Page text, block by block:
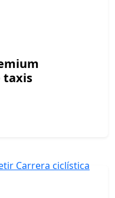
taxis